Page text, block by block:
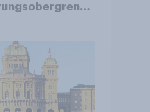
sinken